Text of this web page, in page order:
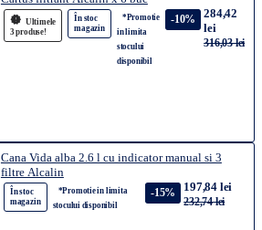
Ultimele
3 produse!
În stoc
magazin
*Promotie
in limita
stocului
disponibil
-10%
284,42
lei
316,03 lei
Cana Vida alba 2.6 l cu indicator manual si 3
filtre Alcalin
În stoc
magazin
*Promotie in limita
stocului disponibil
-15% 197,84 lei
232,74 lei